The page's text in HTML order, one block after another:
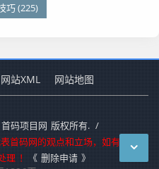
巧 (225)
网站XML 网站地图
首码项目网 版权所有. /
首码网的观点和立场，如有侵犯您
理 ！《 删除申请 》